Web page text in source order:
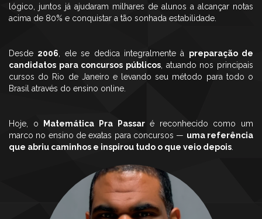
lógico, juntos já ajudaram milhares de alunos a alcançar notas
acima de 80% e conquistar a tão sonhada estabilidade.
Desde 2006 , ele se dedica integralmente à preparação de
candidatos para concursos públicos , atuando nos principais
cursos do Rio de Janeiro e levando seu método para todo o
Brasil através do ensino online.
Hoje, o Matemática Pra Passaré reconhecido como um
marco no ensino de exatas para concursos — uma referência
que abriu caminhos e inspirou tudo o que veio depois